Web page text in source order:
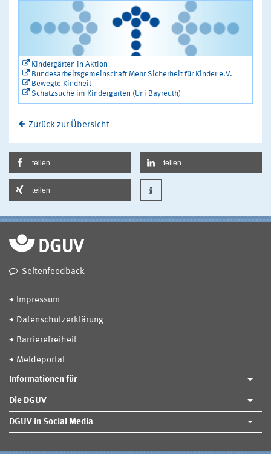
Kindergärten in Aktion
Bundesarbeitsgemeinschaft Mehr Sicherheit für Kinder e.V.
Bewegte Kindheit
Schatzsuche im Kindergarten (Uni Bayreuth)
Zurück zur Übersicht
teilen teilen
teilen
Seitenfeedback
Impressum
Datenschutzerklärung
Barrierefreiheit
Meldeportal
Informationen für
Die DGUV
DGUV in Social Media